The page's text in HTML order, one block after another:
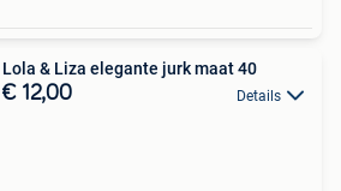
Lola & Liza elegante jurk maat 40
€ 12,00 Details